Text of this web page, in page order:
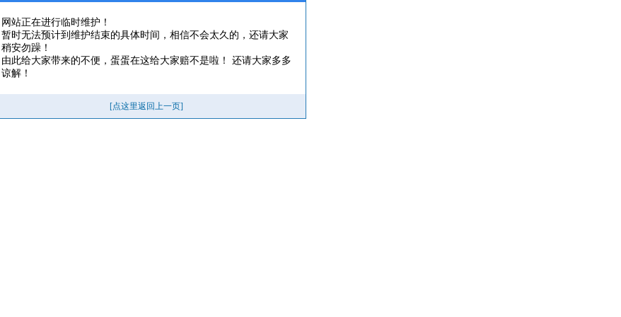
网站正在进行临时维护！
暂时无法预计到维护结束的具体时间，相信不会太久的，还请大家
稍安勿躁！
由此给大家带来的不便，蛋蛋在这给大家赔不是啦！ 还请大家多多
谅解！
[点这里返回上一页]